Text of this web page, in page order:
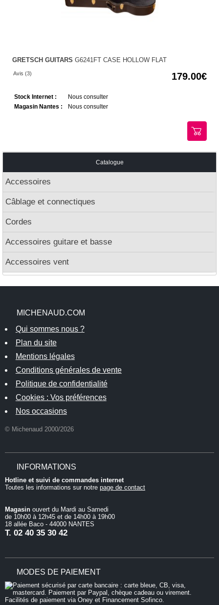
GRETSCH GUITARS G6241FT CASE HOLLOW FLAT
Avis (3) 179.00
Stock Internet :
Nous consulter
Magasin Nantes :
Nous consulter
Catalogue
Accessoires
Câblage et connectiques
Cordes
Accessoires guitare et basse
Accessoires vent
MICHENAUD.COM
Qui sommes nous ?
Plan du site
Mentions légales
Conditions générales de vente
Politique de confidentialité
Cookies : Vos préférences
Nos occasions
© Michenaud 2000/2026
INFORMATIONS
Hotline et suivi de commandes internet
Toutes les informations sur notre page de contact
Magasin ouvert du Mardi au Samedi
de 10h00 à 12h45 et de 14h00 à 19h00
18 allée Baco - 44000 NANTES
T. 02 40 35 30 42
MODES DE PAIEMENT